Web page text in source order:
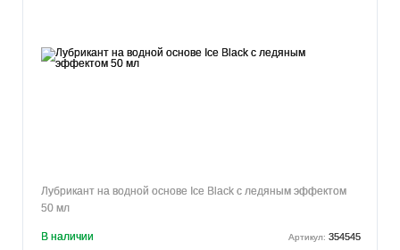
Лубрикант на водной основе Ice Black с ледяным эффектом
50 мл
В наличии Артикул: 354545